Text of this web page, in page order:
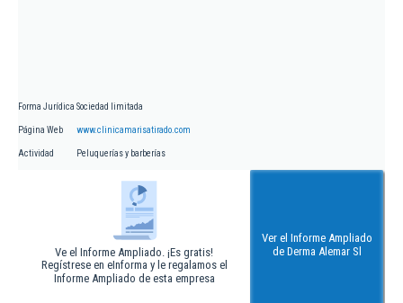
Forma Jurídica Sociedad limitada
Página Web www.clinicamarisatirado.com
Actividad Peluquerías y barberías
Ve el Informe Ampliado. ¡Es gratis!
Regístrese en eInforma y le regalamos el
Informe Ampliado de esta empresa
Ver el Informe Ampliado
de Derma Alemar Sl